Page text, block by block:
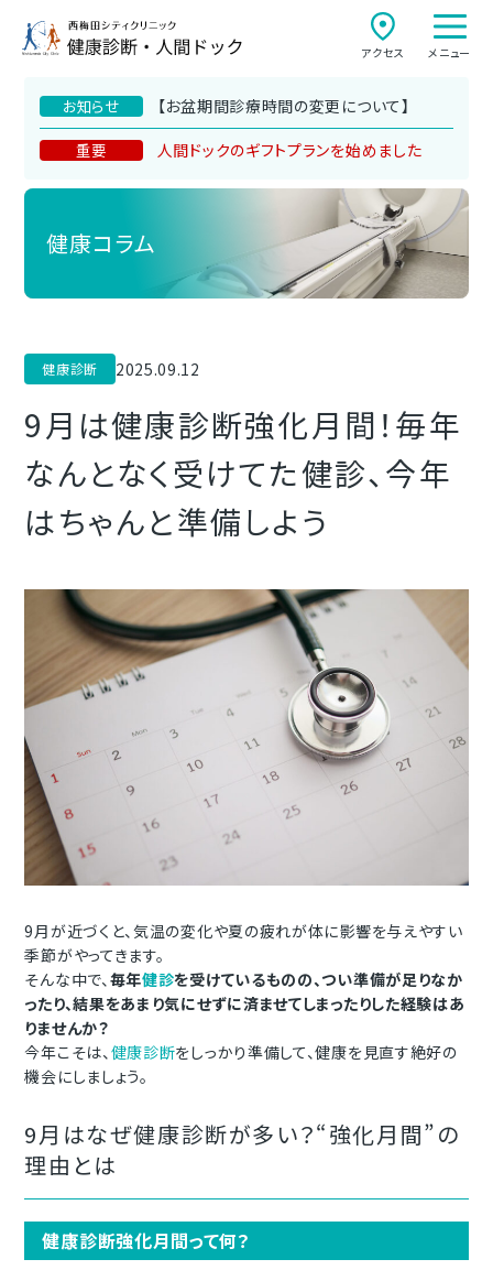
メニュー
アクセス
お知らせ 【お盆期間診療時間の変更について】
重要 人間ドックのギフトプランを始めました
健康コラム
健康診断 2025.09.12
9月は健康診断強化月間！毎年
なんとなく受けてた健診、今年
はちゃんと準備しよう
9月が近づくと、気温の変化や夏の疲れが体に影響を与えやすい
季節がやってきます。
そんな中で、 毎年健診を受けているものの、つい準備が足りなか
ったり、結果をあまり気にせずに済ませてしまったりした経験はあ
りませんか？
今年こそは、 健康診断をしっかり準備して、健康を見直す絶好の
機会にしましょう。
9月はなぜ健康診断が多い？“強化月間”の
理由とは
健康診断強化月間って何？